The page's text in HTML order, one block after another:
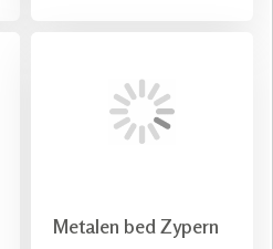
Metalen bed Zypern